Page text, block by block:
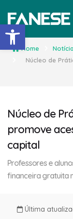
Barra de
Home
Núcleo de
Núcleo de
promove
capital
Professores e
financeira gratuita
Última